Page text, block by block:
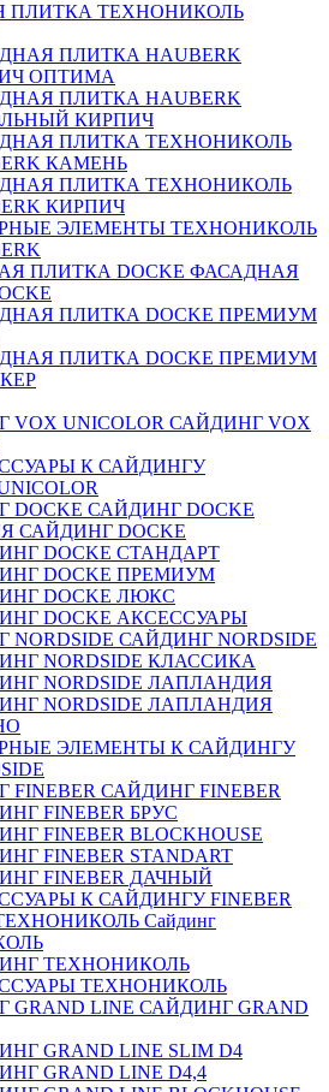
ПЛИТКА ТЕХНОНИКОЛЬ
ПЛИТКА HAUBERK
ОПТИМА
ПЛИТКА HAUBERK
КИРПИЧ
ПЛИТКА ТЕХНОНИКОЛЬ
КАМЕНЬ
ПЛИТКА ТЕХНОНИКОЛЬ
КИРПИЧ
ЭЛЕМЕНТЫ ТЕХНОНИКОЛЬ
ФАСАДНАЯ
ПЛИТКА DOCKE ПРЕМИУМ
ПЛИТКА DOCKE ПРЕМИУМ
САЙДИНГ VOX
К САЙДИНГУ
САЙДИНГ DOCKE
САЙДИНГ DOCKE
DOCKE СТАНДАРТ
DOCKE ПРЕМИУМ
DOCKE ЛЮКС
DOCKE АКСЕССУАРЫ
САЙДИНГ NORDSIDE
NORDSIDE КЛАССИКА
NORDSIDE ЛАПЛАНДИЯ
NORDSIDE ЛАПЛАНДИЯ
ЭЛЕМЕНТЫ К САЙДИНГУ
САЙДИНГ FINEBER
FINEBER БРУС
FINEBER BLOCKHOUSE
FINEBER STANDART
FINEBER ДАЧНЫЙ
К САЙДИНГУ FINEBER
Сайдинг
ТЕХНОНИКОЛЬ
ТЕХНОНИКОЛЬ
САЙДИНГ GRAND
GRAND LINE SLIM D4
GRAND LINE D4,4